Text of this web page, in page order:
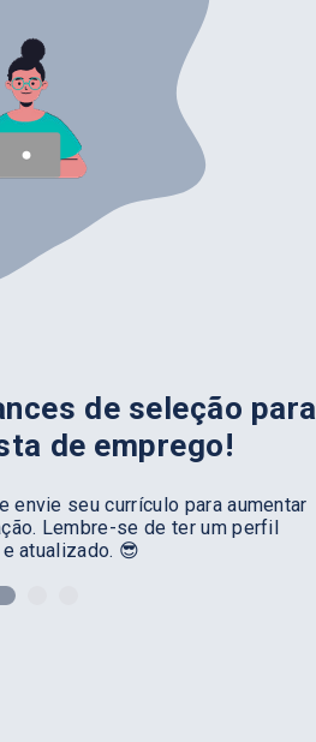
de seleção para
de emprego!
envie seu currículo para aumentar
Lembre-se de ter um perfil
atualizado. 😎